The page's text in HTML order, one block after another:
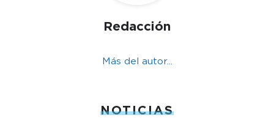
Redacción
Más del autor...
NOTICIAS